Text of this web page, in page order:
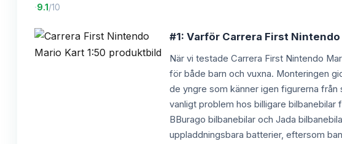
·9.1 /10
#1: Varför Carrera First
När vi testade Carrera First Nintendo
för både barn och vuxna. Monteringen
de yngre som känner igen figurerna
vanligt problem hos billigare
BBurago bilbanebilar och Jada
uppladdningsbara batterier, eftersom